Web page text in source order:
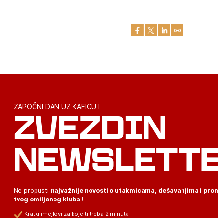
ZAPOČNI DAN UZ KAFICU I
ZVEZDIN
Ne propusti najvažnije novosti o utakmicama, dešavanjima i
tvog omiljenog kluba !
Kratki imejlovi za koje ti treba 2 minuta